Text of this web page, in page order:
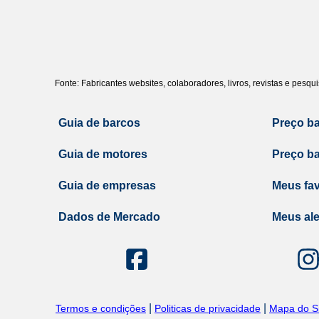
Fonte: Fabricantes websites, colaboradores, livros, revistas e
Guia de barcos
Guia de motores
Guia de empresas
Dados de Mercado
Preço
Preço
Meus
Meus
Termos e condições Politicas de privacidade Mapa do